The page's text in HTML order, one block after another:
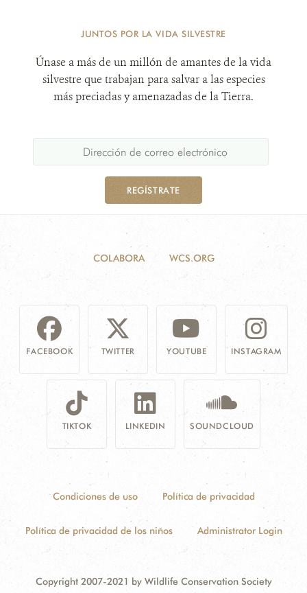
JUNTOS POR LA VIDA SILVESTRE
Únase a más de un millón de amantes de la vida
silvestre que trabajan para salvar a las especies
más preciadas y amenazadas de la Tierra.
REGÍSTRATE
COLABORA WCS.ORG
FACEBOOK TWITTER YOUTUBE INSTAGRAM
TIKTOK LINKEDIN SOUNDCLOUD
Condiciones de uso Política de privacidad
Política de privacidad de los niños Administrator Login
Copyright 2007-2021 by Wildlife Conservation Society